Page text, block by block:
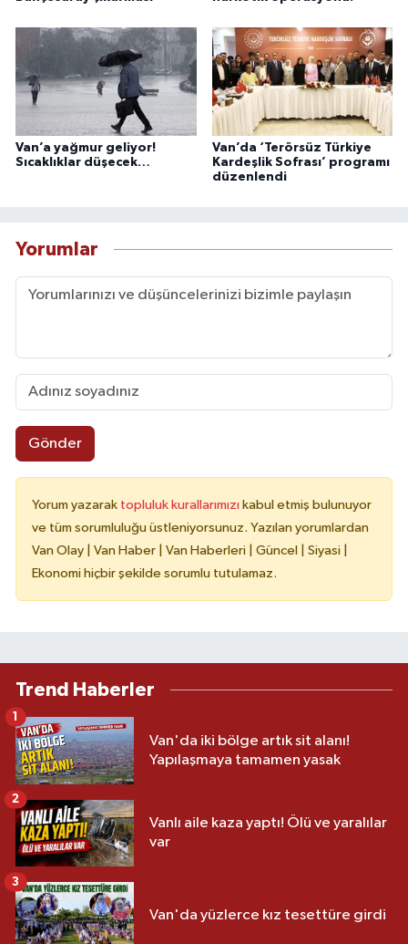
Van’a yağmur geliyor!
Sıcaklıklar düşecek…
Van’da ‘Terörsüz Türkiye
Kardeşlik Sofrası’ programı
düzenlendi
Yorumlar
Gönder
Yorum yazarak topluluk kurallarımızı kabul etmiş bulunuyor
ve tüm sorumluluğu üstleniyorsunuz. Yazılan yorumlardan
Van Olay | Van Haber | Van Haberleri | Güncel | Siyasi |
Ekonomi hiçbir şekilde sorumlu tutulamaz.
Trend Haberler
Van'da iki bölge artık sit alanı!
Yapılaşmaya tamamen yasak
1
Vanlı aile kaza yaptı! Ölü ve yaralılar
var
2
Van'da yüzlerce kız tesettüre girdi
3